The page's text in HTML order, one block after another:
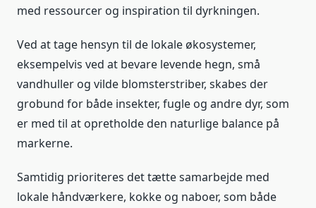
med ressourcer og inspiration til dyrkningen.
Ved at tage hensyn til de lokale økosystemer,
eksempelvis ved at bevare levende hegn, små
vandhuller og vilde blomsterstriber, skabes der
grobund for både insekter, fugle og andre dyr, som
er med til at opretholde den naturlige balance på
markerne.
Samtidig prioriteres det tætte samarbejde med
lokale håndværkere, kokke og naboer, som både